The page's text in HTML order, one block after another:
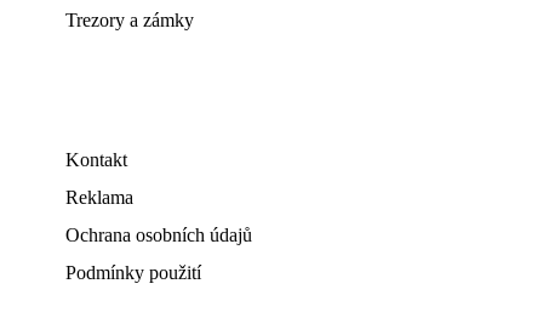
Trezory a zámky
Kontakt
Reklama
Ochrana osobních údajů
Podmínky použití